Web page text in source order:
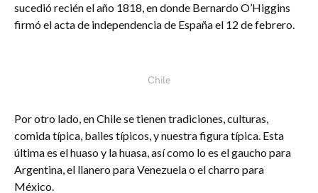
sucedió recién el año 1818, en donde Bernardo O’Higgins
firmó el acta de independencia de España el 12 de febrero.
Chile
Por otro lado, en Chile se tienen tradiciones, culturas,
comida típica, bailes típicos, y nuestra figura típica. Esta
última es el huaso y la huasa, así como lo es el gaucho para
Argentina, el llanero para Venezuela o el charro para
México.